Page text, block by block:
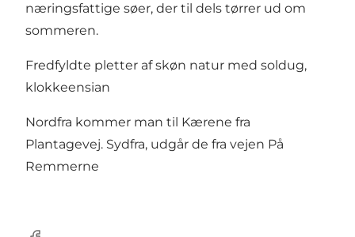
næringsfattige søer, der til dels tørrer ud om
sommeren.
Fredfyldte pletter af skøn natur med soldug,
klokkeensian
Nordfra kommer man til Kærene fra
Plantagevej. Sydfra, udgår de fra vejen På
Remmerne